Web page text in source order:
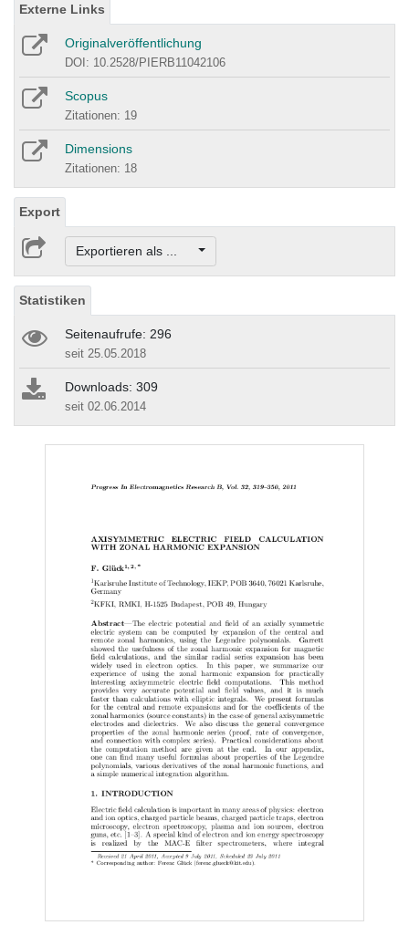
Externe Links
Originalveröffentlichung
DOI: 10.2528/PIERB11042106
Scopus
Zitationen: 19
Dimensions
Zitationen: 18
Export
Exportieren als ...
Statistiken
Seitenaufrufe: 296
seit 25.05.2018
Downloads: 309
seit 02.06.2014